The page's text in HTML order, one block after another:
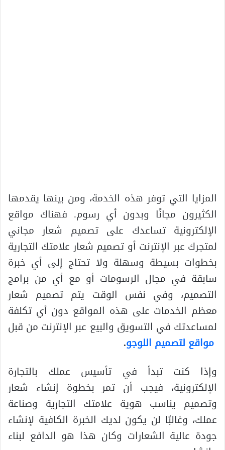
المزايا التي توفر هذه الخدمة، ومن بينها يقدمها
الكثيرون مجانًا وبدون أي رسوم. فهناك مواقع
الإلكترونية تساعدك على تصميم شعار مجاني
لمتجرك عبر الإنترنت أو تصميم شعار علامتك التجارية
بخطوات بسيطة وسهلة ولا تحتاج إلى أي خبرة
سابقة في مجال الرسومات أو مع أي من برامج
التصميم، وفي نفس الوقت يتم تصميم شعار
معظم الخدمات على هذه المواقع دون أي تكلفة
لمساعدتك في التسويق والبيع عبر الإنترنت من قبل
مواقع لتصميم اللوجو.
وإذا كنت تبدأ في تأسيس عملك بالتجارة
الإلكترونية، فيجب أن تمر بخطوة إنشاء شعار
وتصميم يناسب هوية علامتك التجارية وصناعة
عملك، وغالبًا لن يكون لديك الخبرة الكافية لإنشاء
جودة عالية الشعارات وكان هذا هو الدافع لبناء